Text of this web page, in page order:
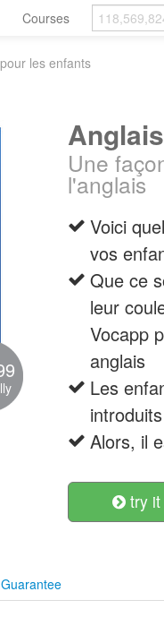
Courses
les enfants
Une
l'anglais
Voici
vos
Que ce
leur
Vocapp
anglais
Les
Alors, il
try